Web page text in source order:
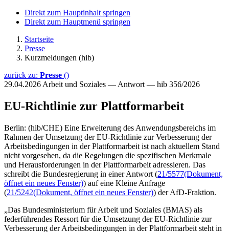
Direkt zum Hauptinhalt springen
Direkt zum Hauptmenü springen
Startseite
Presse
Kurzmeldungen (hib)
zurück zu: Presse ()
29.04.2026 Arbeit und Soziales — Antwort — hib 356/2026
EU-Richtlinie zur Plattformarbeit
Berlin: (hib/CHE) Eine Erweiterung des Anwendungsbereichs im
Rahmen der Umsetzung der EU-Richtlinie zur Verbesserung der
Arbeitsbedingungen in der Plattformarbeit ist nach aktuellem Stand
nicht vorgesehen, da die Regelungen die spezifischen Merkmale
und Herausforderungen in der Plattformarbeit adressieren. Das
schreibt die Bundesregierung in einer Antwort (21/5577(Dokument,
öffnet ein neues Fenster)) auf eine Kleine Anfrage
(21/5242(Dokument, öffnet ein neues Fenster)) der AfD-Fraktion.
„Das Bundesministerium für Arbeit und Soziales (BMAS) als
federführendes Ressort für die Umsetzung der EU-Richtlinie zur
Verbesserung der Arbeitsbedingungen in der Plattformarbeit steht in